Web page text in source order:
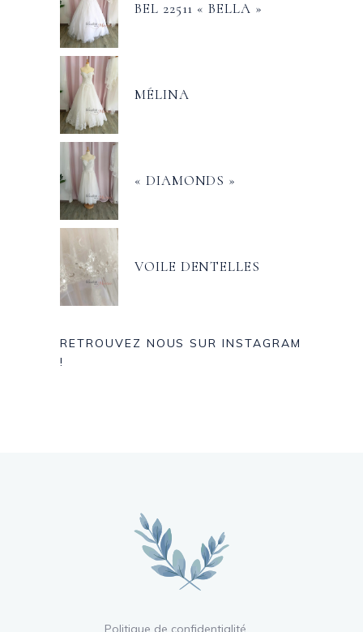
BEL 22511 « BELLA »
MÉLINA
« DIAMONDS »
VOILE DENTELLES
RETROUVEZ NOUS SUR INSTAGRAM
!
Politique de confidentialité